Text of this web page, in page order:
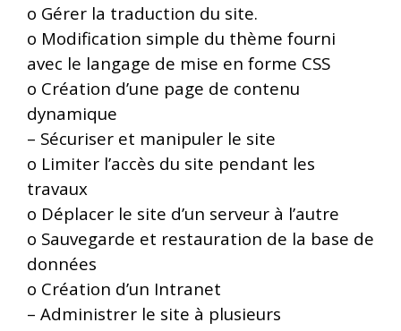
o Gérer la traduction du site.
o Modification simple du thème fourni
avec le langage de mise en forme CSS
o Création d’une page de contenu
dynamique
– Sécuriser et manipuler le site
o Limiter l’accès du site pendant les
travaux
o Déplacer le site d’un serveur à l’autre
o Sauvegarde et restauration de la base de
données
o Création d’un Intranet
– Administrer le site à plusieurs